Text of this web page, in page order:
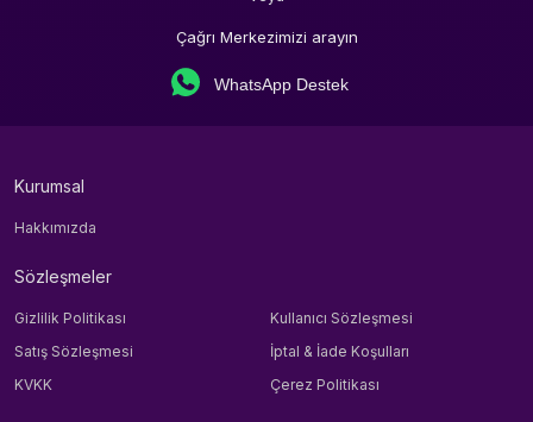
Çağrı Merkezimizi arayın
WhatsApp Destek
Kurumsal
Hakkımızda
Sözleşmeler
Gizlilik Politikası
Kullanıcı Sözleşmesi
Satış Sözleşmesi
İptal & İade Koşulları
KVKK
Çerez Politikası